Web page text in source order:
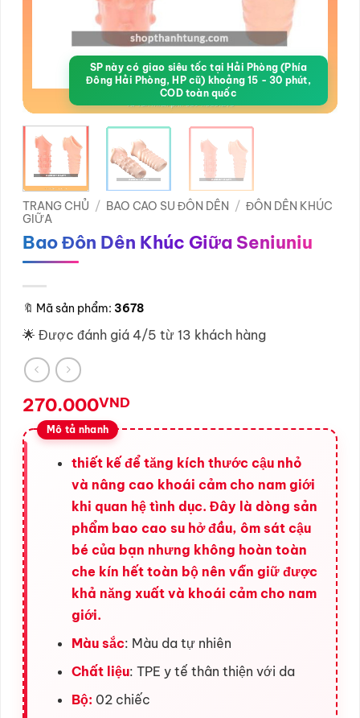
SP này có giao siêu tốc tại Hải Phòng (Phía
Đông Hải Phòng, HP cũ) khoảng 15 - 30 phút,
COD toàn quốc
TRANG CHỦ / BAO CAO SU ĐÔN DÊN / ĐÔN DÊN KHÚC
GIỮA
Bao Đôn Dên Khúc Giữa Seniuniu
🔖 Mã sản phẩm: 3678
🌟 Được đánh giá 4/5 từ 13 khách hàng
270.000VND
thiết kế để tăng kích thước cậu nhỏ
và nâng cao khoái cảm cho nam giới
khi quan hệ tình dục. Đây là dòng sản
phẩm bao cao su hở đầu, ôm sát cậu
bé của bạn nhưng không hoàn toàn
che kín hết toàn bộ nên vẫn giữ được
khả năng xuất và khoái cảm cho nam
giới.
Màu sắc: Màu da tự nhiên
Chất liệu: TPE y tế thân thiện với da
Bộ: 02 chiếc